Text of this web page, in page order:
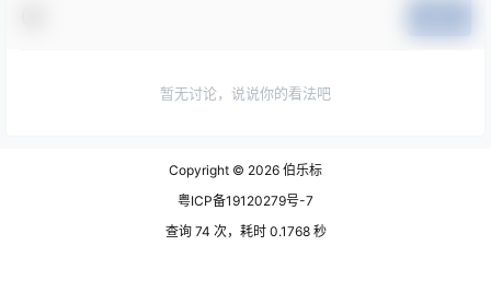
暂无讨论，说说你的看法吧
Copyright © 2026 伯乐标
粤ICP备19120279号-7
查询 74 次，耗时 0.1768 秒